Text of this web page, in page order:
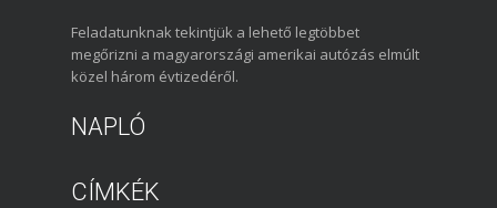
Feladatunknak tekintjük a lehető legtöbbet
megőrizni a magyarországi amerikai autózás elmúlt
közel három évtizedéről.
NAPLÓ
CÍMKÉK